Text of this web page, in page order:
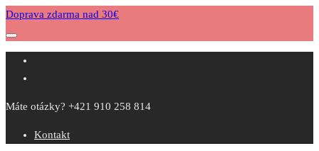
Doprava zdarma nad 30€
Máte otázky? +421 910 258 814
Kontakt